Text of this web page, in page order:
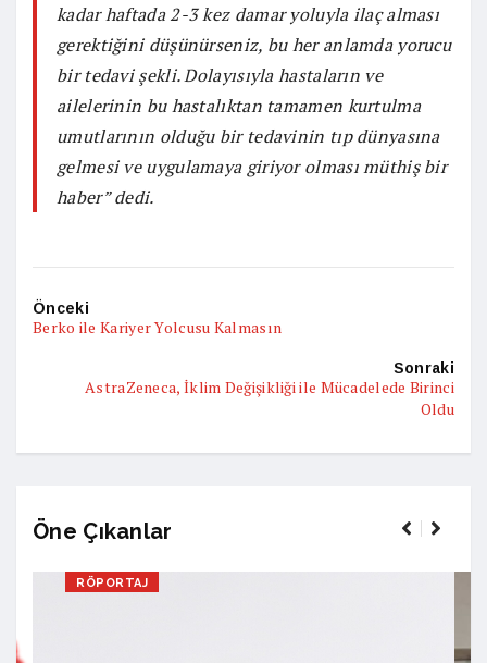
kadar haftada 2-3 kez damar yoluyla ilaç alması
gerektiğini düşünürseniz, bu her anlamda yorucu
bir tedavi şekli. Dolayısıyla hastaların ve
ailelerinin bu hastalıktan tamamen kurtulma
umutlarının olduğu bir tedavinin tıp dünyasına
gelmesi ve uygulamaya giriyor olması müthiş bir
haber” dedi.
Önceki
Berko ile Kariyer Yolcusu Kalmasın
Sonraki
AstraZeneca, İklim Değişikliği ile Mücadelede Birinci
Oldu
Öne Çıkanlar
RÖPORTAJ